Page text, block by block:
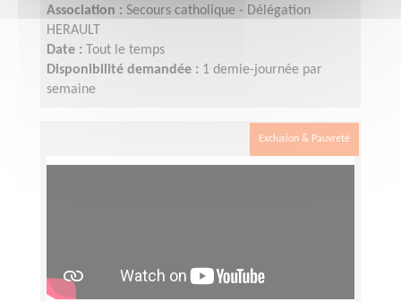
Association : Secours catholique - Délégation
HERAULT
Date :
Tout le temps
Disponibilité demandée : 1 demie-journée par
semaine
Exclusion & Pauvreté